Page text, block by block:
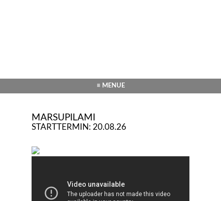
≡ MENUE
MARSUPILAMI
STARTTERMIN: 20.08.26